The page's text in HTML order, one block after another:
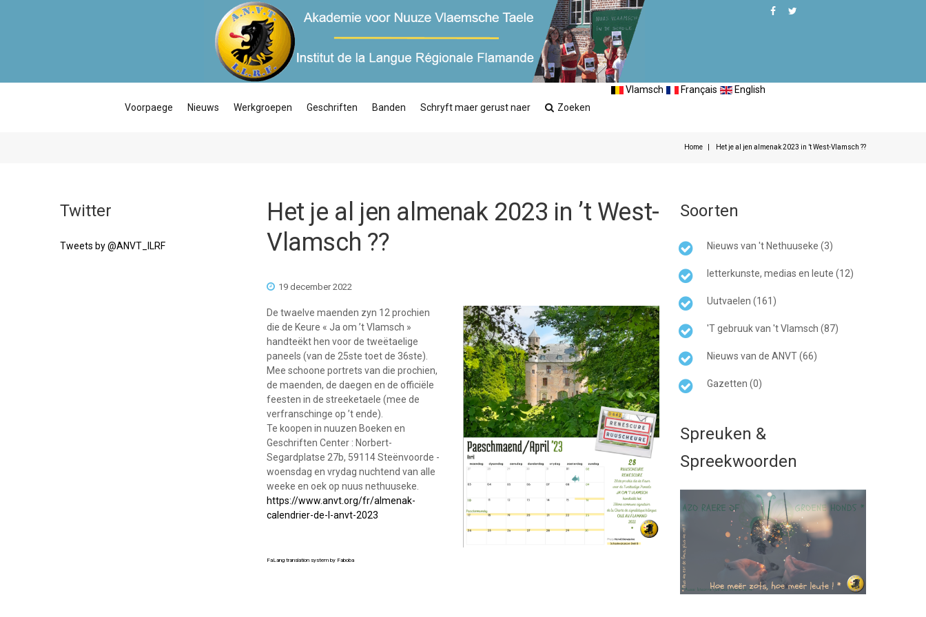
Voorpaege Nieuws Werkgroepen Geschriften Banden Schryft maer gerust naer Zoeken
Vlamsch Français English
Home Het je al jen almenak 2023 in ’t West-Vlamsch ??
Het je al jen almenak 2023 in ’t West-
Vlamsch ??
19 december 2022
De twaelve maenden zyn 12 prochien
die de Keure « Ja om ’t Vlamsch »
handteëkt hen voor de tweëtaelige
paneels (van de 25ste toet de 36ste).
Mee schoone portrets van die prochien,
de maenden, de daegen en de officiële
feesten in de streeketaele (mee de
verfranschinge op ’t ende).
Te koopen in nuuzen Boeken en
Geschriften Center : Norbert-
Segardplatse 27b, 59114 Steënvoorde -
woensdag en vrydag nuchtend van alle
weeke en oek op nuus nethuuseke.
https://www.anvt.org/fr/almenak-
calendrier-de-l-anvt-2023
FaLang translation system by Faboba
Twitter
Tweets by @ANVT_ILRF
Soorten
Nieuws van 't Nethuuseke (3)
letterkunste, medias en leute (12)
Uutvaelen (161)
'T gebruuk van 't Vlamsch (87)
Nieuws van de ANVT (66)
Gazetten (0)
Spreuken &
Spreekwoorden